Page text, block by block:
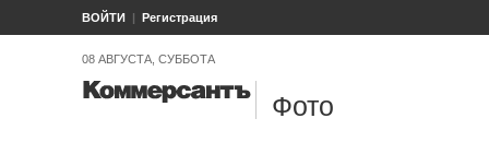
ВОЙТИ Регистрация
08 АВГУСТА, СУББОТА
Фото